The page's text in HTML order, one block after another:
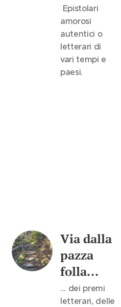
Epistolari
amorosi
autentici o
letterari di
vari tempi e
paesi.
Via dalla
pazza
folla...
... dei premi
letterari, delle